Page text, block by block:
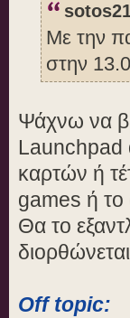
Με την
στην
Ψάχνω να
Launchpad
καρτών ή
games ή
Θα το
Off topic: